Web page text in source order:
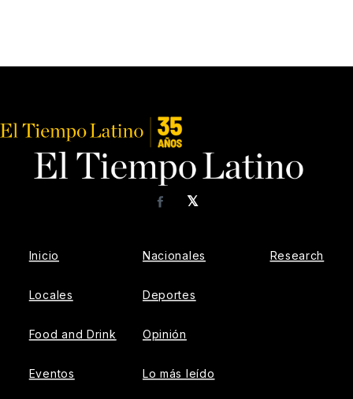
𝕏
Facebook
Inicio
Locales
Food and Drink
Eventos
Nacionales
Deportes
Opinión
Lo más leído
Research